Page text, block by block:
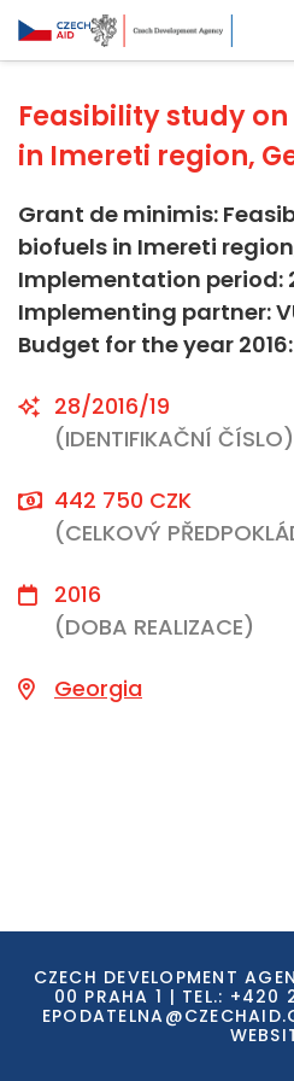
Feasibility study
in Imereti region,
Grant de minimis:
biofuels in Imereti
Implementation period:
Implementing partner:
Budget for the year
28/2016/19
(IDENTIFIKAČNÍ ČÍSLO)
442 750 CZK
(CELKOVÝ
2016
(DOBA REALIZACE)
Georgia
CZECH DEVELOPMENT
00 PRAHA 1 | TEL.: +420